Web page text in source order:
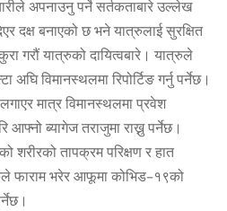
अपनाउनु पर्ने सर्तकताबारे उल्लेख
दक्ष बनाएको छ भने यात्रुलाई सुरक्षित
गरौं यात्रुको दायित्वबारे। यात्रुले
विमानस्थलमा रिपोर्टिङ गर्नु पर्नेछ।
मात्र विमानस्थलमा प्रवेश
ब्यागेज तराजुमा राख्नु पर्नेछ।
शरीरको तापक्रम परिक्षण र हात
फाराम भरेर आफूमा कोभिड–१९को